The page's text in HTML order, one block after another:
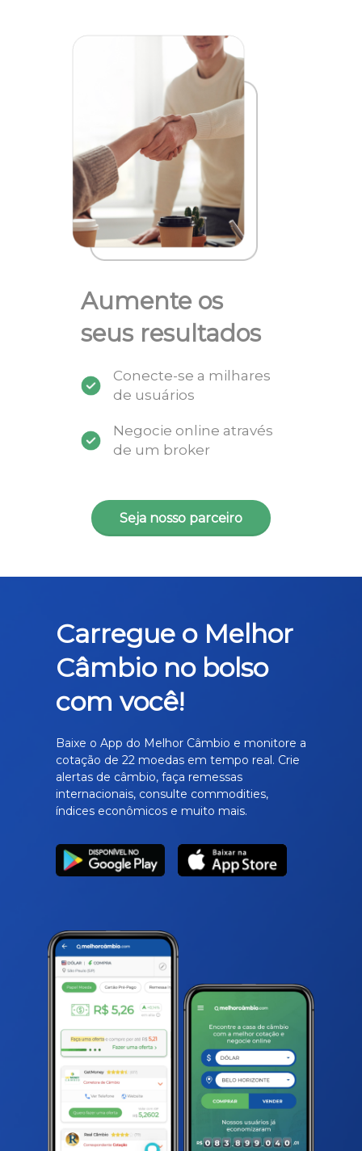
Aumente os
seus resultados
Conecte-se a milhares
de usuários
Negocie online através
de um broker
Seja nosso parceiro
Carregue o Melhor
Câmbio no bolso
com você!
Baixe o App do Melhor Câmbio e monitore a
cotação de 22 moedas em tempo real. Crie
alertas de câmbio, faça remessas
internacionais, consulte commodities,
índices econômicos e muito mais.